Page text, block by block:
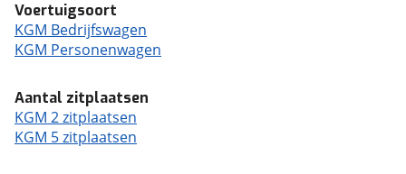
Voertuigsoort
KGM Bedrijfswagen
KGM Personenwagen
Aantal zitplaatsen
KGM 2 zitplaatsen
KGM 5 zitplaatsen